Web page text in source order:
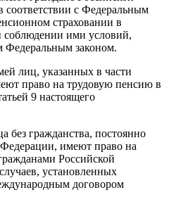
соответствии с Федеральным
страховании в
ими условий,
Федеральным законом.
лиц, указанных в части
право на трудовую пенсию в
9 настоящего
без гражданства, постоянно
имеют право на
Российской
установленных
договором